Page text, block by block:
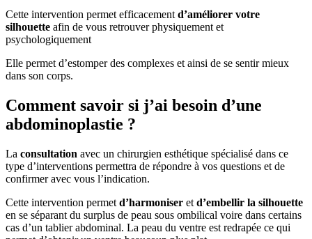
Cette intervention permet efficacement d’améliorer votre
silhouette afin de vous retrouver physiquement et
psychologiquement
Elle permet d’estomper des complexes et ainsi de se sentir mieux
dans son corps.
Comment savoir si j’ai besoin d’une
abdominoplastie ?
La consultation avec un chirurgien esthétique spécialisé dans ce
type d’interventions permettra de répondre à vos questions et de
confirmer avec vous l’indication.
Cette intervention permet d’harmoniser et d’embellir la silhouette
en se séparant du surplus de peau sous ombilical voire dans certains
cas d’un tablier abdominal. La peau du ventre est redrapée ce qui